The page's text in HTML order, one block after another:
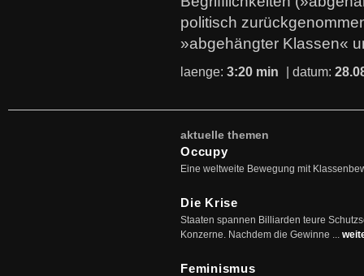
politisch
»abgehängter Klassen«
laenge: 3:20 min | datum:
aktuelle themen
Occupy
Eine weltweite Bewegung mit
Die Krise
Staaten spannen Billiarden teure
Konzerne. Nachdem die Gewinne ...
Feminismus